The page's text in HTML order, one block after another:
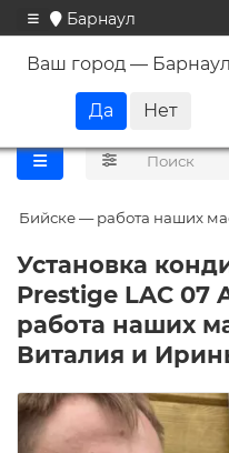
Барнаул
Ваш город — Барнаул
Бийске — работа наших
Установка
Prestige LAC 07
работа наших
Виталия и